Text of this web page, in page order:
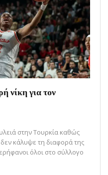
νίκη για τον
στην Τουρκία καθώς
κάλυψε τη διαφορά της
όλοι στο σύλλογο